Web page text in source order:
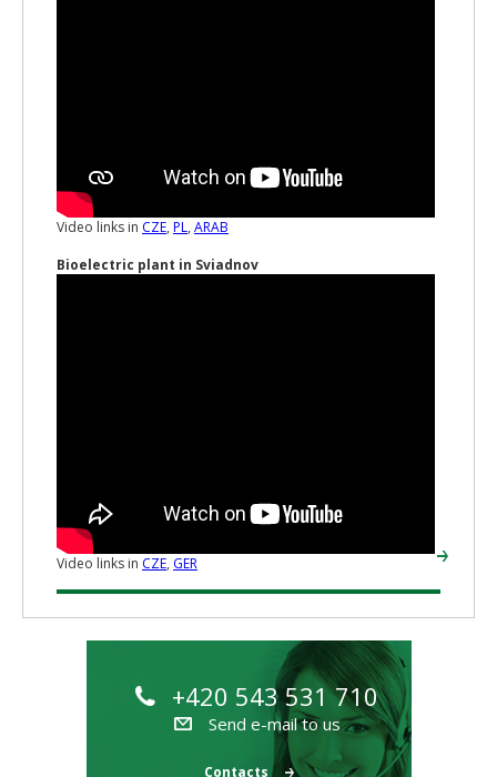
Video links in CZE, PL, ARAB
Bioelectric plant in Sviadnov
Video links in CZE, GER
+420 543 531 710
Send e-mail to us
Contacts